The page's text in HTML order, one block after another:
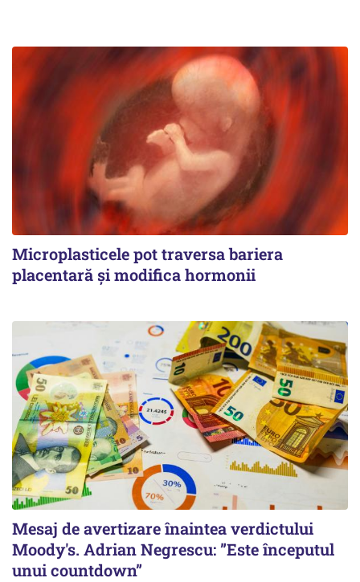
Microplasticele pot traversa bariera
placentară și modifica hormonii
Mesaj de avertizare înaintea verdictului
Moody's. Adrian Negrescu: ”Este începutul
unui countdown”